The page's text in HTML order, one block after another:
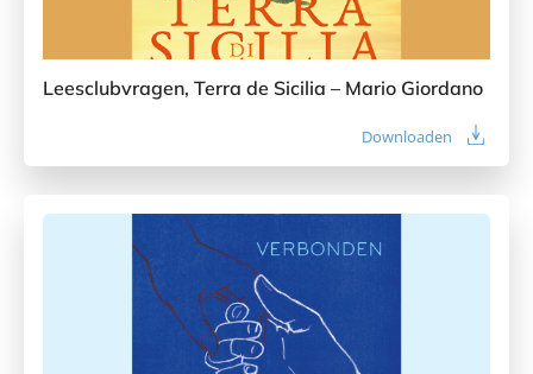
Leesclubvragen, Terra de Sicilia – Mario Giordano
Downloaden